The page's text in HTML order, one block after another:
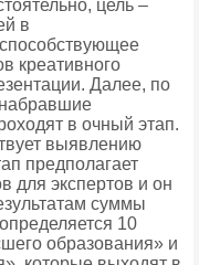
цель –
в
креативного
Далее, по
набравшие
в очный этап.
выявлению
предполагает
для экспертов и он
суммы
10
образования» и